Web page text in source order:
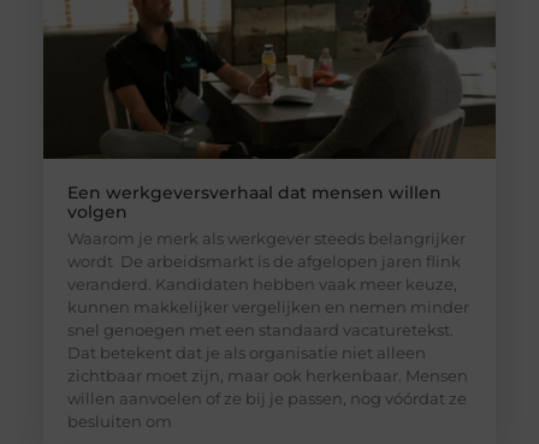
Een werkgeversverhaal dat mensen willen
volgen
Waarom je merk als werkgever steeds belangrijker
wordt De arbeidsmarkt is de afgelopen jaren flink
veranderd. Kandidaten hebben vaak meer keuze,
kunnen makkelijker vergelijken en nemen minder
snel genoegen met een standaard vacaturetekst.
Dat betekent dat je als organisatie niet alleen
zichtbaar moet zijn, maar ook herkenbaar. Mensen
willen aanvoelen of ze bij je passen, nog vóórdat ze
besluiten om